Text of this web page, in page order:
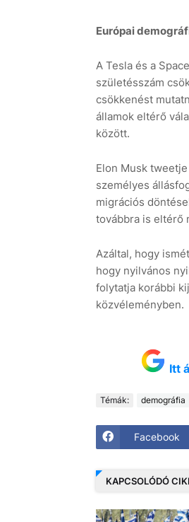
Európai
A Tesla és a
születésszám
csökkenést
államok eltérő
között.
Elon Musk
személyes
migrációs
továbbra is eltérő
Azáltal, hogy
hogy nyilvános
folytatja korábbi
közvéleményben.
Itt
Témák: demográfia
Facebook
KAPCSOLÓDÓ